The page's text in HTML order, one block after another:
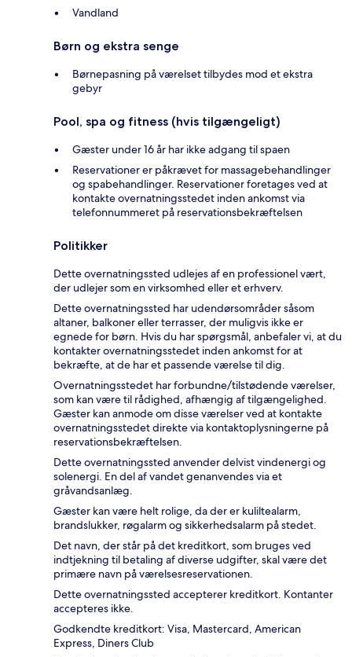
Vandland
Børn og ekstra senge
Børnepasning på værelset tilbydes mod et ekstra
gebyr
Pool, spa og fitness (hvis tilgængeligt)
Gæster under 16 år har ikke adgang til spaen
Reservationer er påkrævet for massagebehandlinger
og spabehandlinger. Reservationer foretages ved at
kontakte overnatningsstedet inden ankomst via
telefonnummeret på reservationsbekræftelsen
Politikker
Dette overnatningssted udlejes af en professionel vært,
der udlejer som en virksomhed eller et erhverv.
Dette overnatningssted har udendørsområder såsom
altaner, balkoner eller terrasser, der muligvis ikke er
egnede for børn. Hvis du har spørgsmål, anbefaler vi, at du
kontakter overnatningsstedet inden ankomst for at
bekræfte, at de har et passende værelse til dig.
Overnatningsstedet har forbundne/tilstødende værelser,
som kan være til rådighed, afhængig af tilgængelighed.
Gæster kan anmode om disse værelser ved at kontakte
overnatningsstedet direkte via kontaktoplysningerne på
reservationsbekræftelsen.
Dette overnatningssted anvender delvist vindenergi og
solenergi. En del af vandet genanvendes via et
gråvandsanlæg.
Gæster kan være helt rolige, da der er kuliltealarm,
brandslukker, røgalarm og sikkerhedsalarm på stedet.
Det navn, der står på det kreditkort, som bruges ved
indtjekning til betaling af diverse udgifter, skal være det
primære navn på værelsesreservationen.
Dette overnatningssted accepterer kreditkort. Kontanter
accepteres ikke.
Godkendte kreditkort: Visa, Mastercard, American
Express, Diners Club